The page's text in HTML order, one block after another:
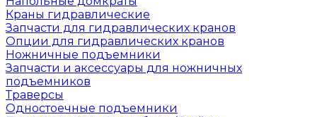
Краны гидравлические
Запчасти для гидравлических кранов
Опции для гидравлических кранов
Ножничные подъемники
Запчасти и аксессуары для ножничных
подъемников
Траверсы
Одностоечные подъемники